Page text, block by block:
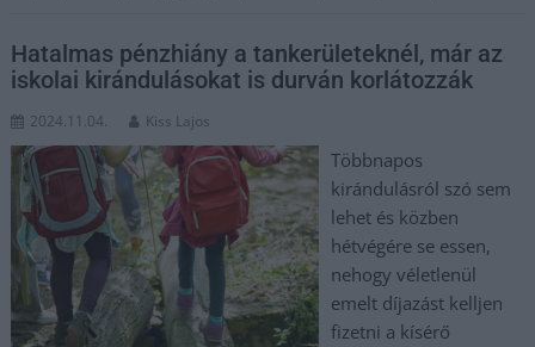
Hatalmas pénzhiány a tankerületeknél, már az
iskolai kirándulásokat is durván korlátozzák
2024.11.04. Kiss Lajos
Többnapos
kirándulásról szó sem
lehet és közben
hétvégére se essen,
nehogy véletlenül
emelt díjazást kelljen
fizetni a kísérő